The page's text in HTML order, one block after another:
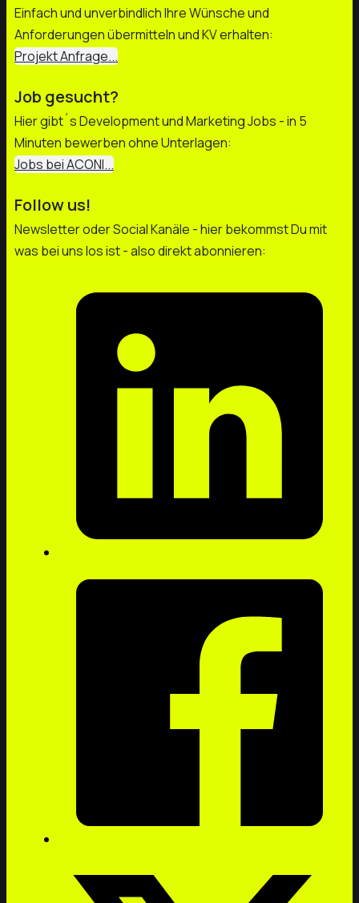
Einfach und unverbindlich Ihre Wünsche und
Anforderungen übermitteln und KV erhalten:
Projekt Anfrage...
Job gesucht?
Hier gibt´s Development und Marketing Jobs - in 5
Minuten bewerben ohne Unterlagen:
Jobs bei ACONI...
Follow us!
Newsletter oder Social Kanäle - hier bekommst Du mit
was bei uns los ist - also direkt abonnieren: